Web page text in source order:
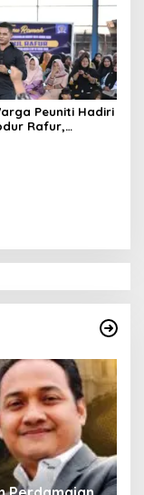
Peuniti Hadiri
Rafur,